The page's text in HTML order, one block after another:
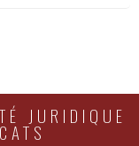
JURIDIQUE